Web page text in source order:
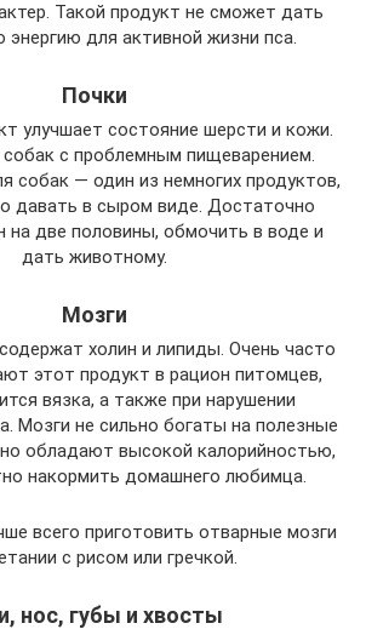
Такой продукт не сможет дать
энергию для активной жизни пса.
Почки
улучшает состояние шерсти и кожи.
с проблемным пищеварением.
собак — один из немногих продуктов,
давать в сыром виде. Достаточно
на две половины, обмочить в воде и
дать животному.
Мозги
холин и липиды. Очень часто
этот продукт в рацион питомцев,
вязка, а также при нарушении
Мозги не сильно богаты на полезные
обладают высокой калорийностью,
накормить домашнего любимца.
всего приготовить отварные мозги
с рисом или гречкой.
нос, губы и хвосты